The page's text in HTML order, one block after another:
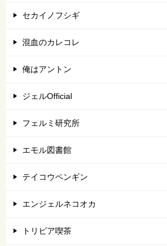
セカイノフシギ
混血のカレコレ
俺はアントン
ジェルOfficial
フェルミ研究所
エモル図書館
テイコウペンギン
エンジェルネコオカ
トリビア喫茶